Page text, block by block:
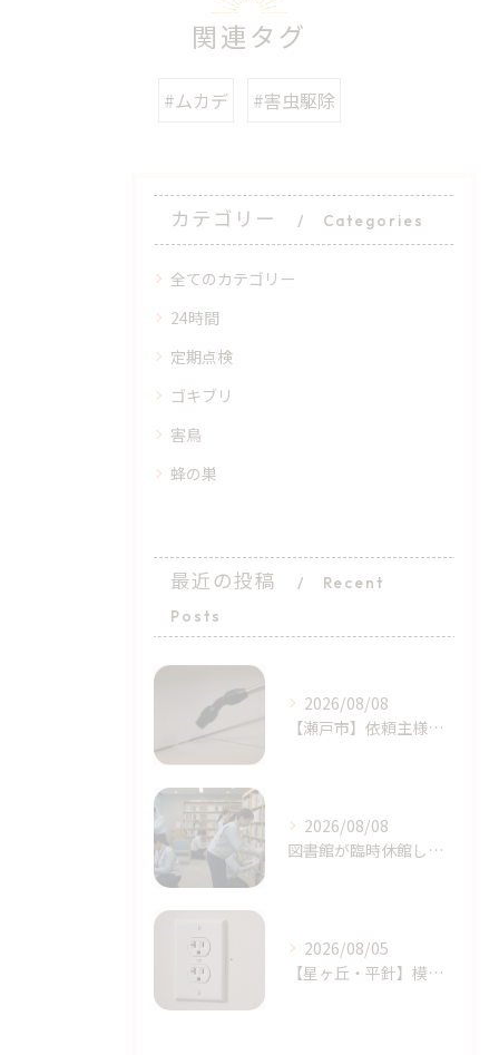
関連タグ
#ムカデ #害虫駆除
カテゴリー Categories
全てのカテゴリー
24時間
定期点検
ゴキブリ
害鳥
蜂の巣
最近の投稿
Recent
Posts
2026/08/08
​【瀬戸市】依頼主様の完璧に近い初期対応！シバンムシ駆除の「プロによる追加施工」｜天白区ライジング・サン
2026/08/08
図書館が臨時休館したトコジラミ問題とは？家庭でも注意｜天白区塩釜口
2026/08/05
【星ヶ丘・平針】模様替えで気付いた…コンセントの「消えない黒い点」｜トコジラミのサインかもしれません